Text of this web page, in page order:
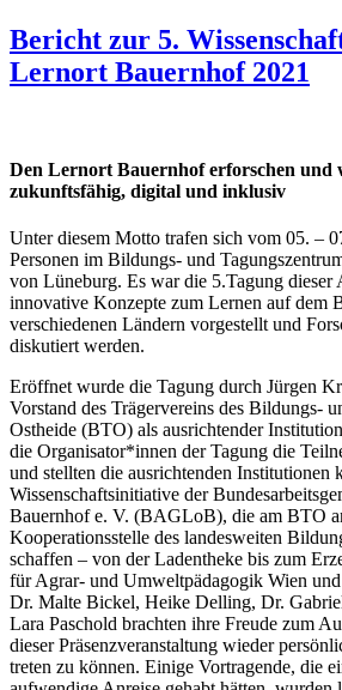
Bericht zur 5.
Lernort Bauernhof 2021
Den Lernort Bauernhof erforschen und
zukunftsfähig, digital und inklusiv
Unter diesem Motto trafen sich vom 05. –
Personen im Bildungs- und
von Lüneburg. Es war die 5.Tagung dieser
innovative Konzepte zum Lernen auf dem
verschiedenen Ländern vorgestellt und
diskutiert werden.
Eröffnet wurde die Tagung durch Jürgen
Vorstand des Trägervereins des Bildungs-
Ostheide (BTO) als ausrichtender
die Organisator*innen der Tagung die
und stellten die ausrichtenden Institutionen
Wissenschaftsinitiative der
Bauernhof e. V. (BAGLoB), die am BTO
Kooperationsstelle des landesweiten
schaffen – von der Ladentheke bis zum
für Agrar- und Umweltpädagogik Wien
Dr. Malte Bickel, Heike Delling, Dr.
Lara Paschold brachten ihre Freude zum
dieser Präsenzveranstaltung wieder
treten zu können. Einige Vortragende, die